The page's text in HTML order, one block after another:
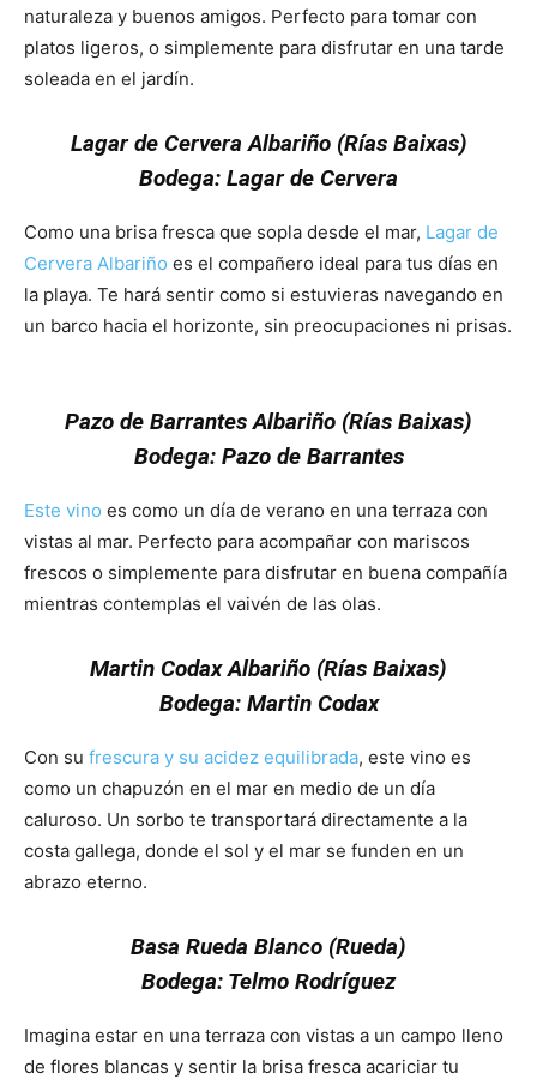
naturaleza y buenos amigos. Perfecto para tomar con
platos ligeros, o simplemente para disfrutar en una tarde
soleada en el jardín.
Lagar de Cervera Albariño (Rías Baixas)
Bodega: Lagar de Cervera
Como una brisa fresca que sopla desde el mar, Lagar de
Cervera Albariño es el compañero ideal para tus días en
la playa. Te hará sentir como si estuvieras navegando en
un barco hacia el horizonte, sin preocupaciones ni prisas.
Pazo de Barrantes Albariño (Rías Baixas)
Bodega: Pazo de Barrantes
Este vino es como un día de verano en una terraza con
vistas al mar. Perfecto para acompañar con mariscos
frescos o simplemente para disfrutar en buena compañía
mientras contemplas el vaivén de las olas.
Martin Codax Albariño (Rías Baixas)
Bodega: Martin Codax
Con su frescura y su acidez equilibrada, este vino es
como un chapuzón en el mar en medio de un día
caluroso. Un sorbo te transportará directamente a la
costa gallega, donde el sol y el mar se funden en un
abrazo eterno.
Basa Rueda Blanco (Rueda)
Bodega: Telmo Rodríguez
Imagina estar en una terraza con vistas a un campo lleno
de flores blancas y sentir la brisa fresca acariciar tu